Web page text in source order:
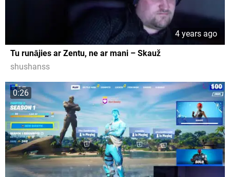
4 years ago
Tu runājies ar Zentu, ne ar mani – Skauž
shushanss
0:26